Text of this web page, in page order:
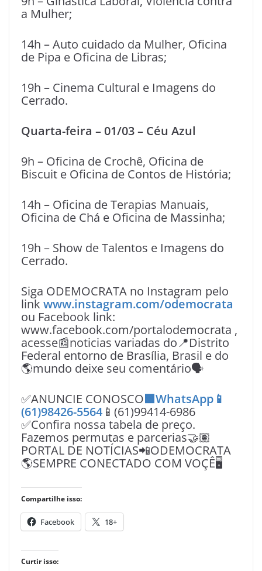
a Mulher;
14h – Auto cuidado da Mulher, Oficina
de Pipa e Oficina de Libras;
19h – Cinema Cultural e Imagens do
Cerrado.
Quarta-feira – 01/03 – Céu Azul
9h – Oficina de Crochê, Oficina de
Biscuit e Oficina de Contos de História;
14h – Oficina de Terapias Manuais,
Oficina de Chá e Oficina de Massinha;
19h – Show de Talentos e Imagens do
Cerrado.
Siga ODEMOCRATA no Instagram pelo
link www.instagram.com/odemocrata
ou Facebook link:
www.facebook.com/portalodemocrata ,
acesse📰noticias variadas do📍Distrito
Federal entorno de Brasília, Brasil e do
🌎mundo deixe seu comentário🗣
✅ANUNCIE CONOSCO🟩WhatsApp📱
(61)98426-5564 📱(61)99414-6986
✅Confira nossa tabela de preço.
Fazemos permutas e parcerias🤝🏽
PORTAL DE NOTÍCIAS📲ODEMOCRATA
🌎SEMPRE CONECTADO COM VOÇÊ🖥️
Compartilhe isso:
Facebook 18+
Curtir isso: